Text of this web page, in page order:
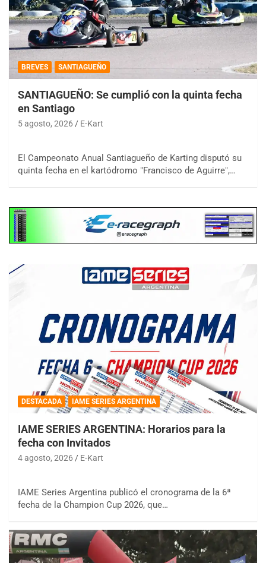
BREVES SANTIAGUEÑO
SANTIAGUEÑO: Se cumplió con la quinta fecha
en Santiago
5 agosto, 2026 E-Kart
El Campeonato Anual Santiagueño de Karting disputó su
quinta fecha en el kartódromo "Francisco de Aguirre",…
DESTACADA IAME SERIES ARGENTINA
IAME SERIES ARGENTINA: Horarios para la
fecha con Invitados
4 agosto, 2026 E-Kart
IAME Series Argentina publicó el cronograma de la 6ª
fecha de la Champion Cup 2026, que…